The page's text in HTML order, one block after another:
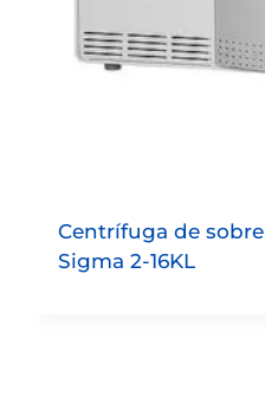
Centrífuga de
Sigma 2-16KL